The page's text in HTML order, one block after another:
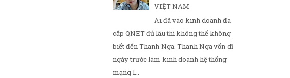
VIỆT NAM
Ai đã vào kinh doanh đa
cấp QNET đủ lâu thì không thể không
biết đến Thanh Nga. Thanh Nga vốn dĩ
ngày trước làm kinh doanh hệ thống
mạng l...